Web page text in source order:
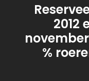
2012
%